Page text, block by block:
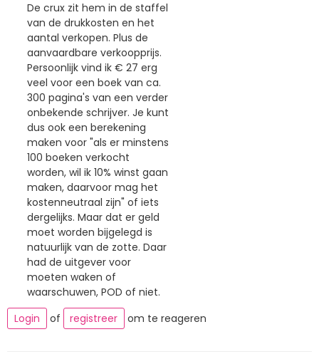
De crux zit hem in de staffel
van de drukkosten en het
aantal verkopen. Plus de
aanvaardbare verkoopprijs.
Persoonlijk vind ik € 27 erg
veel voor een boek van ca.
300 pagina's van een verder
onbekende schrijver. Je kunt
dus ook een berekening
maken voor "als er minstens
100 boeken verkocht
worden, wil ik 10% winst gaan
maken, daarvoor mag het
kostenneutraal zijn" of iets
dergelijks. Maar dat er geld
moet worden bijgelegd is
natuurlijk van de zotte. Daar
had de uitgever voor
moeten waken of
waarschuwen, POD of niet.
Login
of registreer om te reageren